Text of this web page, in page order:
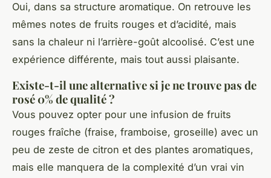
Oui, dans sa structure aromatique. On retrouve les
mêmes notes de fruits rouges et d’acidité, mais
sans la chaleur ni l’arrière-goût alcoolisé. C’est une
expérience différente, mais tout aussi plaisante.
Existe-t-il une alternative si je ne trouve pas de
rosé 0% de qualité ?
Vous pouvez opter pour une infusion de fruits
rouges fraîche (fraise, framboise, groseille) avec un
peu de zeste de citron et des plantes aromatiques,
mais elle manquera de la complexité d’un vrai vin